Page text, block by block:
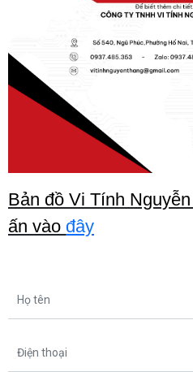
Bản đồ Vi Tính
ấn vào đây
Họ tên
Điện thoại